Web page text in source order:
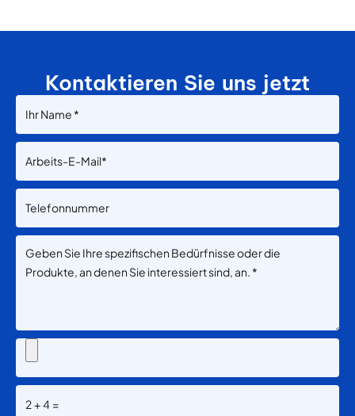
Kontaktieren Sie uns jetzt
2+4=